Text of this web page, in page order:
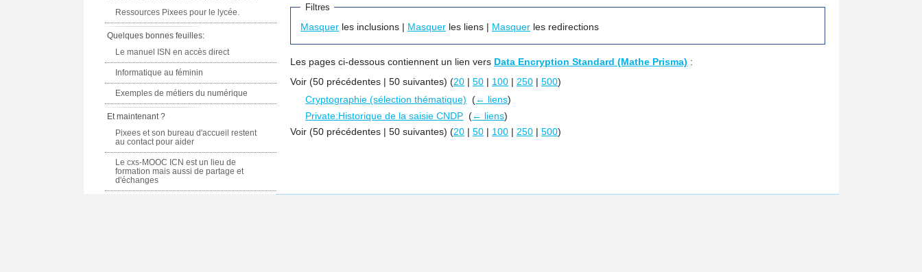
Filtres
Masquer les inclusions | Masquer les liens | Masquer les redirections
Les pages ci-dessous contiennent un lien vers Data Encryption Standard (Mathe Prisma) :
Voir (50 précédentes | 50 suivantes) (20 | 50 | 100 | 250 | 500)
Cryptographie (sélection thématique)
(← liens)
Private:Historique de la saisie CNDP (← liens)
Voir (50 précédentes | 50 suivantes) (20 | 50 | 100 | 250 | 500)
Ressources Pixees pour le lycée.
Quelques bonnes feuilles:
Le manuel ISN en accès direct
Informatique au féminin
Exemples de métiers du numérique
Et maintenant ?
Pixees et son bureau d'accueil restent
au contact pour aider
Le cxs-MOOC ICN est un lieu de
formation mais aussi de partage et
d'échanges